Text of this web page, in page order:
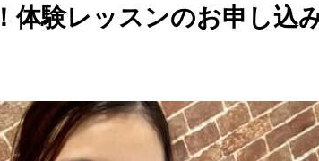
体験レッスンのお申し込